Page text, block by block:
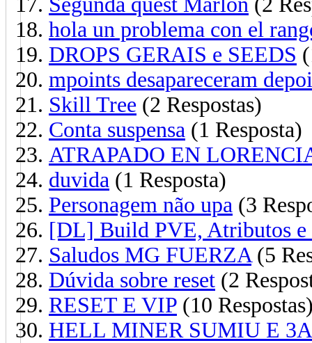
hola un problema con el
DROPS GERAIS e SEEDS
mpoints desapareceram
Skill Tree (2 Respostas)
Conta suspensa (1 Resposta)
ATRAPADO EN
duvida (1 Resposta)
Personagem não upa (3
[DL] Build PVE, Atributos
Saludos MG FUERZA (5
Dúvida sobre reset (2
RESET E VIP (10
HELL MINER SUMIU E